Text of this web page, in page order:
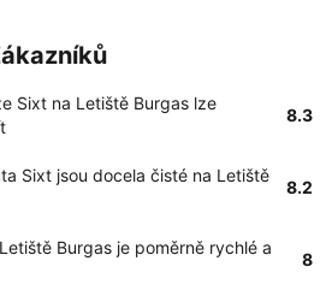
Sixt na Letiště Burgas lze
8.3
Sixt jsou docela čisté na Letiště
8.2
Burgas je poměrně rychlé a
8